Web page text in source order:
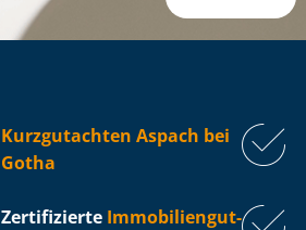
Kurzgutachten Aspach bei
Gotha
Zertifizierte Im­mo­bi­li­en­gut­